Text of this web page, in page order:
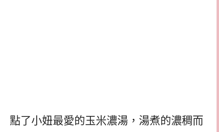
點了小妞最愛的玉米濃湯，湯煮的濃稠而